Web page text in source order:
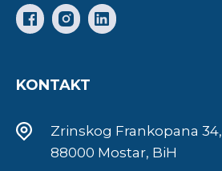
KONTAKT
Zrinskog Frankopana 34,
88000 Mostar, BiH